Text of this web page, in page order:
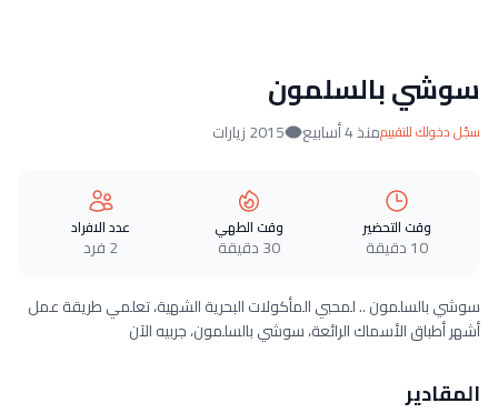
سوشي بالسلمون
سجّل دخولك للتقييممنذ 4 أسابيع 2015 زيارات
وقت التحضير
10 دقيقة
وقت الطهي
30 دقيقة
عدد الافراد
2 فرد
سوشي بالسلمون .. لمحبي المأكولات البحرية الشهية، تعلمي طريقة عمل
أشهر أطباق الأسماك الرائعة، سوشي بالسلمون، جربيه الآن
المقادير